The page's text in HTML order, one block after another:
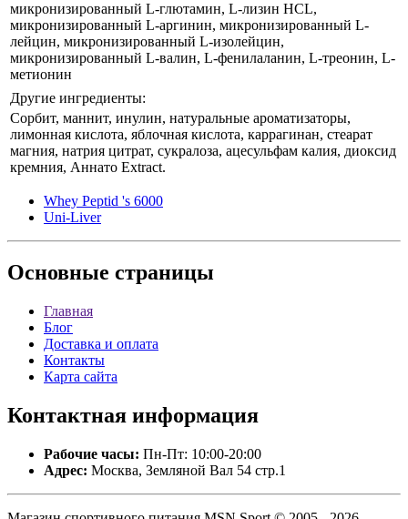
микронизированный L-глютамин, L-лизин HCL,
микронизированный L-аргинин, микронизированный L-
лейцин, микронизированный L-изолейцин,
микронизированный L-валин, L-фенилаланин, L-треонин, L-
метионин
Другие ингредиенты:
Сорбит, маннит, инулин, натуральные ароматизаторы,
лимонная кислота, яблочная кислота, каррагинан, стеарат
магния, натрия цитрат, сукралоза, ацесульфам калия, диоксид
кремния, Аннато Extract.
Whey Peptid 's 6000
Uni-Liver
Основные страницы
Главная
Блог
Доставка и оплата
Контакты
Карта сайта
Контактная информация
Рабочие часы: Пн-Пт: 10:00-20:00
Адрес: Москва, Земляной Вал 54 стр.1